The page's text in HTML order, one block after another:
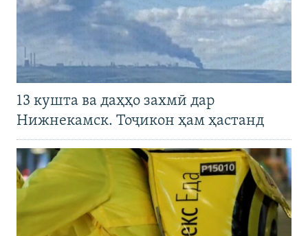
13 кушта ва даҳҳо захмӣ дар
Нижнекамск. Тоҷикон ҳам ҳастанд